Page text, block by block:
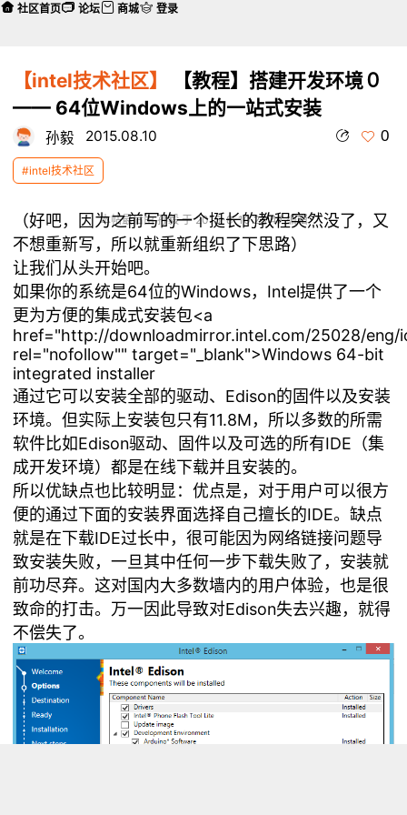
【intel技术社区】
【教程】搭建开发环境０
—— 64位Windows上的一站式安装
孙毅 2015.08.10 0
#intel技术社区
本帖最后由 孙毅 于 2015-8-10 23:47 编辑
（好吧，因为之前写的一个挺长的教程突然没了，又
不想重新写，所以就重新组织了下思路）
让我们从头开始吧。
如果你的系统是64位的Windows，Intel提供了一个
更为方便的集成式安装包<a
href="http://downloadmirror.intel.com/25028/eng/
rel="nofollow"" target="_blank">Windows 64-bit
integrated installer
通过它可以安装全部的驱动、Edison的固件以及安装
环境。但实际上安装包只有11.8M，所以多数的所需
软件比如Edison驱动、固件以及可选的所有IDE（集
成开发环境）都是在线下载并且安装的。
所以优缺点也比较明显：优点是，对于用户可以很方
便的通过下面的安装界面选择自己擅长的IDE。缺点
就是在下载IDE过长中，很可能因为网络链接问题导
致安装失败，一旦其中任何一步下载失败了，安装就
前功尽弃。这对国内大多数墙内的用户体验，也是很
致命的打击。万一因此导致对Edison失去兴趣，就得
不偿失了。
社区首页 论坛 商城 登录